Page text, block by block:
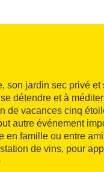
son jardin sec privé
détendre et à
de vacances cinq
autre événement
en famille ou entre
de vins, pour